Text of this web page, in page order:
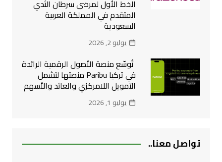
الخط الأول لمرضى سرطان الثدي
المتقدم في المملكة العربية
السعودية
يوليو 2, 2026
تُوسّع منصة الأصول الرقمية الرائدة
في تركيا Paribu منصتها لتشمل
التمويل اللامركزي والعائد والأسهم
يوليو 1, 2026
تواصل معنا..